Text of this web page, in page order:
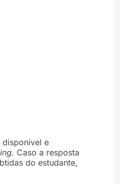
disponível e
Caso a resposta
do estudante,